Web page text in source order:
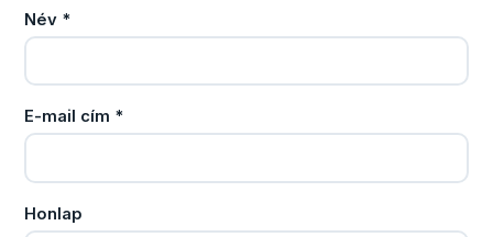
Név *
E-mail cím *
Honlap